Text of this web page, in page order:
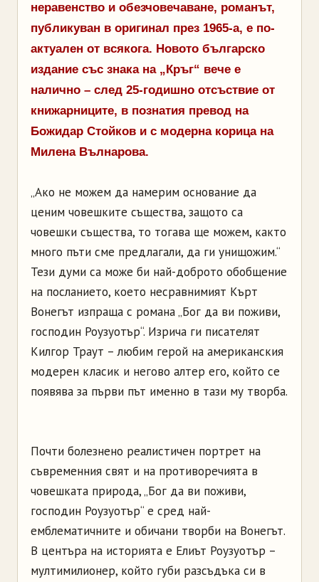
неравенство и обезчовечаване, романът,
публикуван в оригинал през 1965-а, е по-
актуален от всякога. Новото българско
издание със знака на „Кръг“ вече е
налично – след 25-годишно отсъствие от
книжарниците, в познатия превод на
Божидар Стойков и с модерна корица на
Милена Вълнарова.
„Ако не можем да намерим основание да
ценим човешките същества, защото са
човешки същества, то тогава ще можем, както
много пъти сме предлагали, да ги унищожим.“
Тези думи са може би най-доброто обобщение
на посланието, което несравнимият Кърт
Вонегът изпраща с романа „Бог да ви поживи,
господин Роузуотър“. Изрича ги писателят
Килгор Траут – любим герой на американския
модерен класик и негово алтер его, който се
появява за първи път именно в тази му творба.
Почти болезнено реалистичен портрет на
съвременния свят и на противоречията в
човешката природа, „Бог да ви поживи,
господин Роузуотър“ е сред най-
емблематичните и обичани творби на Вонегът.
В центъра на историята е Елиът Роузуотър –
мултимилионер, който губи разсъдъка си в